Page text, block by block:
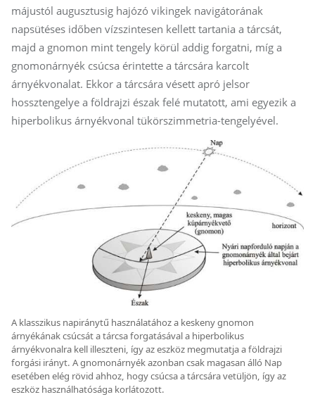
májustól augusztusig hajózó vikingek navigátorának
napsütéses időben vízszintesen kellett tartania a tárcsát,
majd a gnomon mint tengely körül addig forgatni, míg a
gnomonárnyék csúcsa érintette a tárcsára karcolt
árnyékvonalat. Ekkor a tárcsára vésett apró jelsor
hossztengelye a földrajzi észak felé mutatott, ami egyezik a
hiperbolikus árnyékvonal tükörszimmetria-tengelyével.
A klasszikus napiránytű használatához a keskeny gnomon
árnyékának csúcsát a tárcsa forgatásával a hiperbolikus
árnyékvonalra kell illeszteni, így az eszköz megmutatja a földrajzi
forgási irányt. A gnomonárnyék azonban csak magasan álló Nap
esetében elég rövid ahhoz, hogy csúcsa a tárcsára vetüljön, így az
eszköz használhatósága korlátozott.